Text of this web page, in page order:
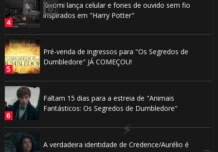
Xiaomi lança celular e fones de ouvido sem fio
inspirados em "Harry Potter"
Pré-venda de ingressos para "Os Segredos de
Dumbledore" JÁ COMEÇOU!
Faltam 15 dias para a estreia de "Animais
Fantásticos: Os Segredos de Dumbledore"
A verdadeira identidade de Credence/Aurélio é
⚡
⚡